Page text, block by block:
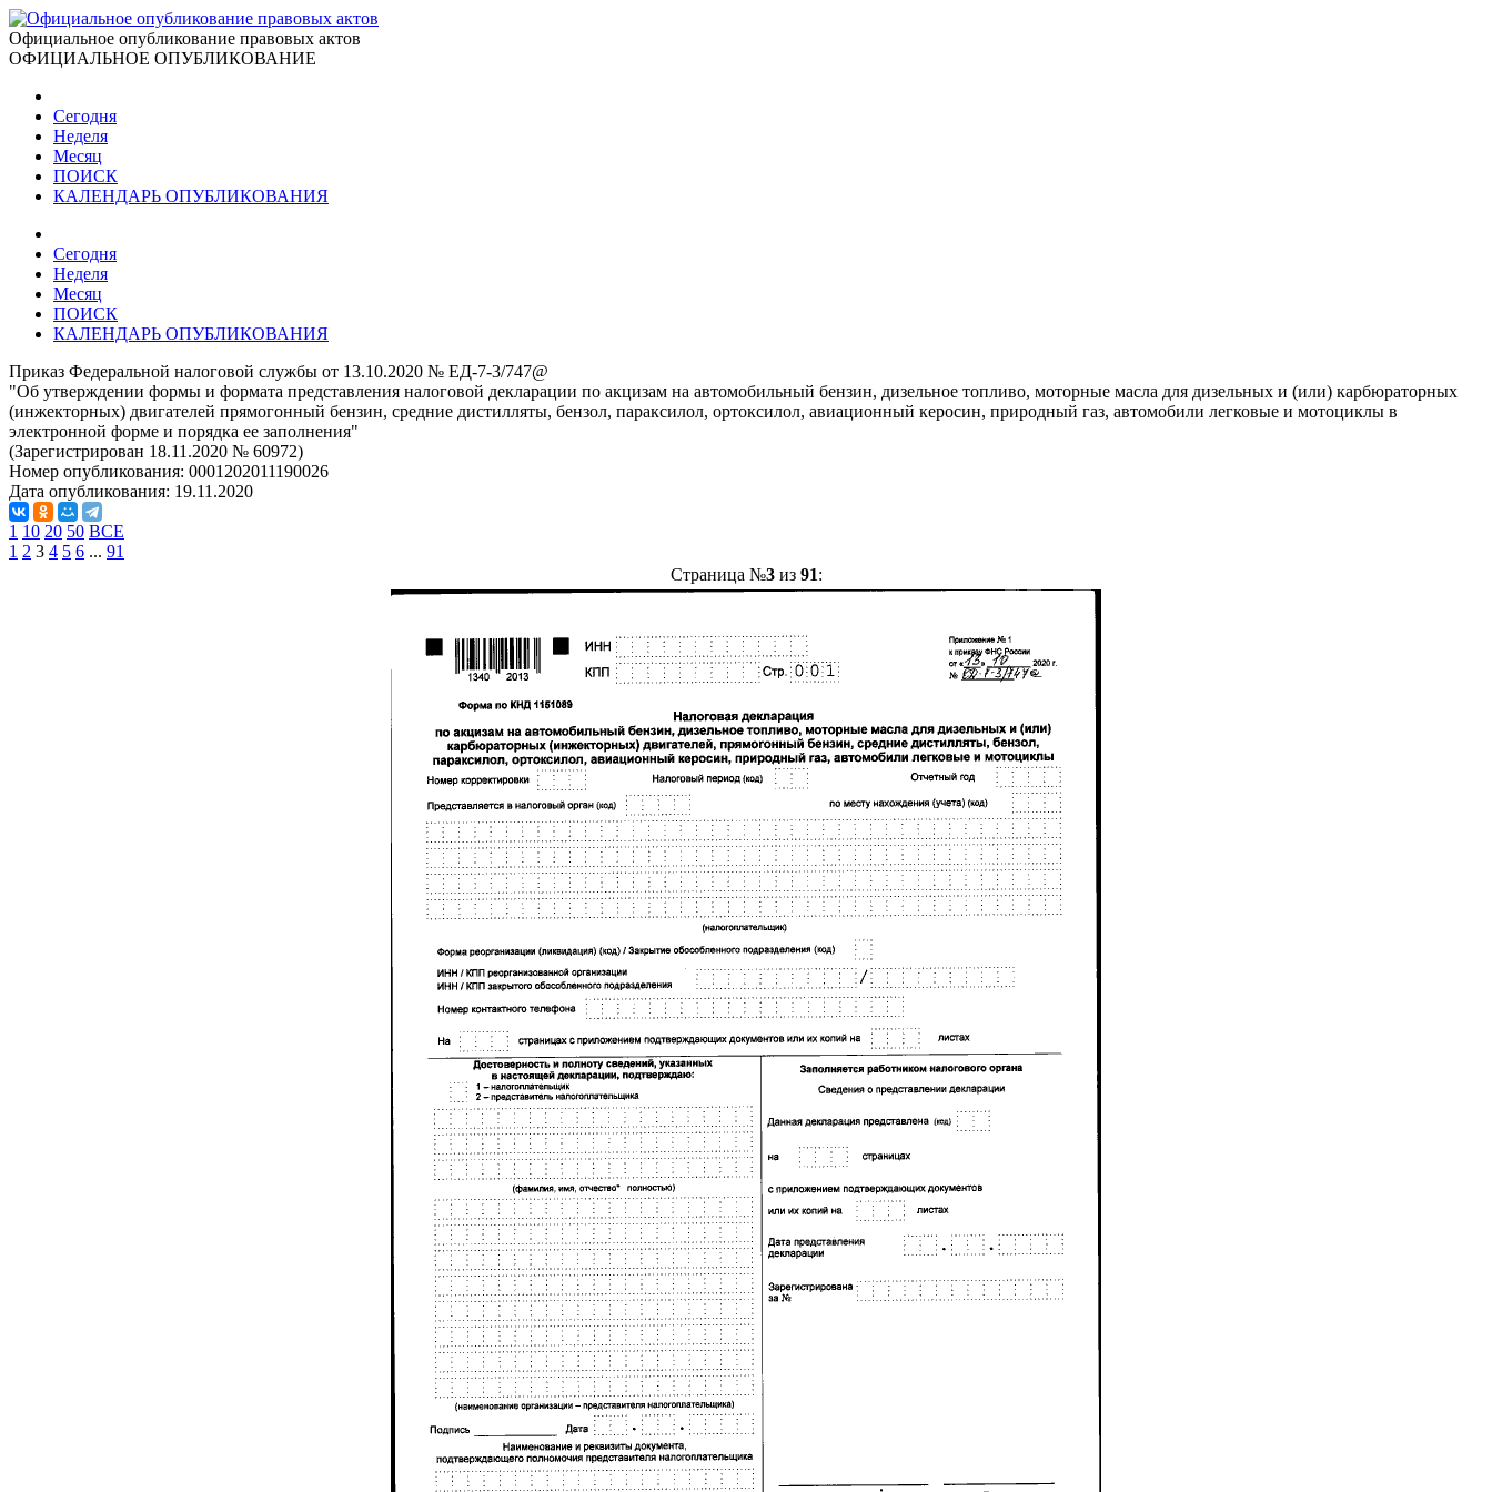
Официальное опубликование правовых актов
ОФИЦИАЛЬНОЕ ОПУБЛИКОВАНИЕ
Сегодня
Неделя
Месяц
ПОИСК
КАЛЕНДАРЬ ОПУБЛИКОВАНИЯ
Сегодня
Неделя
Месяц
ПОИСК
КАЛЕНДАРЬ ОПУБЛИКОВАНИЯ
Приказ Федеральной налоговой службы от 13.10.2020 № ЕД-7-3/747@
"Об утверждении формы и формата представления налоговой декларации по акцизам на автомобильный бензин, дизельное топливо, моторные масла для дизельных и (или) карбюраторных
(инжекторных) двигателей прямогонный бензин, средние дистилляты, бензол, параксилол, ортоксилол, авиационный керосин, природный газ, автомобили легковые и мотоциклы в
электронной форме и порядка ее заполнения"
(Зарегистрирован 18.11.2020 № 60972)
Номер опубликования: 0001202011190026
Дата опубликования: 19.11.2020
1 10 20 50 ВСЕ
1 2 3 4 5 6 ... 91
Страница №3из 91: